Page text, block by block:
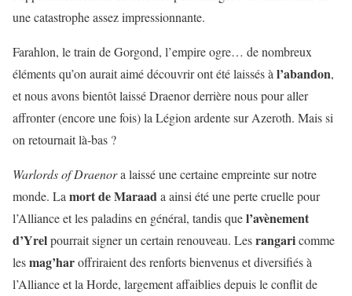
une catastrophe assez impressionnante.
Farahlon, le train de Gorgond, l’empire ogre… de nombreux
éléments qu’on aurait aimé découvrir ont été laissés àl’abandon,
et nous avons bientôt laissé Draenor derrière nous pour aller
affronter (encore une fois) la Légion ardente sur Azeroth. Mais si
on retournait là-bas ?
Warlords of Draenora laissé une certaine empreinte sur notre
monde. Lamort de Maraada ainsi été une perte cruelle pour
l’Alliance et les paladins en général, tandis quel’avènement
d’Yrelpourrait signer un certain renouveau. Lesrangaricomme
lesmag’haroffriraient des renforts bienvenus et diversifiés à
l’Alliance et la Horde, largement affaiblies depuis le conflit de